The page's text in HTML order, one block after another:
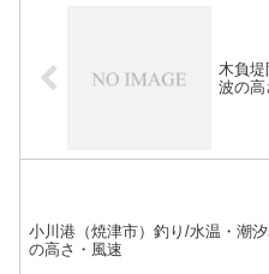
木負堤
波の高
小川港（焼津市）釣り/水温・潮
の高さ・風速